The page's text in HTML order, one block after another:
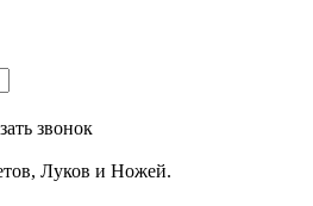
звонок
Луков и Ножей.